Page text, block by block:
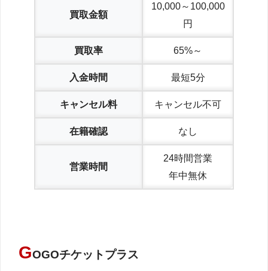
買取金額
10,000～100,000
円
買取率 65%～
入金時間 最短5分
キャンセル料 キャンセル不可
在籍確認 なし
営業時間
24時間営業
年中無休
GOGOチケットプラス